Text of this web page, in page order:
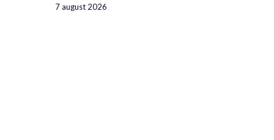
7 august 2026